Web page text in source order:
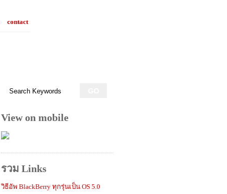
contact
View on mobile
รวม Links
วิธีอัพ BlackBerry ทุกรุ่นเป็น OS 5.0